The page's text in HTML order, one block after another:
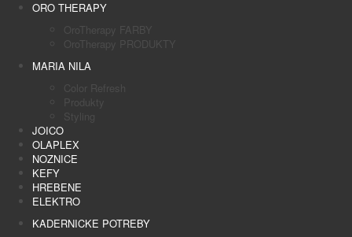
ORO THERAPY
OroTherapy FARBY
OroTherapy PRODUKTY
MARIA NILA
Color Refresh
Produkty
Styling
JOICO
OLAPLEX
NOZNICE
KEFY
HREBENE
ELEKTRO
KADERNICKE POTREBY